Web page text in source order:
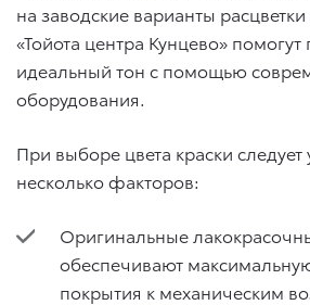
на заводские варианты
«Тойота центра Кунцево»
идеальный тон с помощью
оборудования.
При выборе цвета краски следует
несколько факторов:
Оригинальные
обеспечивают
покрытия к механическим